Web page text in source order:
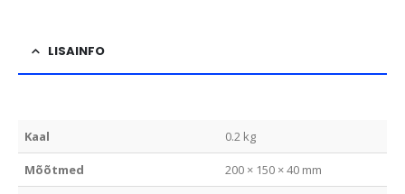
LISAINFO
Kaal 0.2 kg
Mõõtmed 200 × 150 × 40 mm